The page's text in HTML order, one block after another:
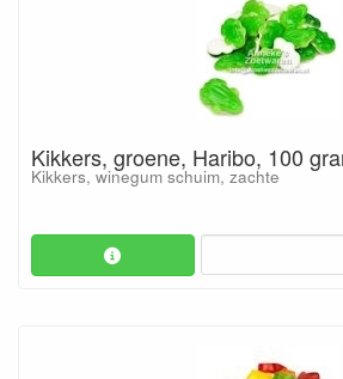
Kikkers, groene, Haribo, 100
Kikkers, winegum schuim, zachte